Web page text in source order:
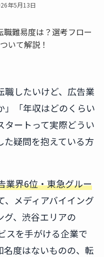
年5月13日
職したいけど、広告業
」「年収はどのくらい
タートって実際どうい
疑問を抱えている方
業界6位・東急グルー
、メディアバイイング
グ、渋谷エリアの
スを手がける企業で
名度はないものの、転